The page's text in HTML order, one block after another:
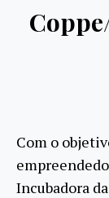
Com o
Incubadora